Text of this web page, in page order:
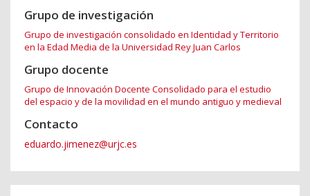
Grupo de investigación
Grupo de investigación consolidado en Identidad y Territorio
en la Edad Media de la Universidad Rey Juan Carlos
Grupo docente
Grupo de Innovación Docente Consolidado para el estudio
del espacio y de la movilidad en el mundo antiguo y medieval
Contacto
eduardo.jimenez@urjc.es